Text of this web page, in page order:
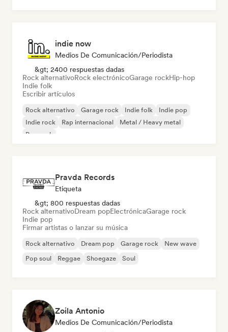
indie now
Medios De Comunicación/Periodista
&gt; 2400 respuestas dadas
Rock alternativoRock electrónicoGarage rockHip-hop
Indie folk
Escribir artículos
Rock alternativo Garage rock Indie folk
Indie pop
Indie rock
Rap internacional
Metal / Heavy metal
Pop rock
Pravda Records
Etiqueta
&gt; 800 respuestas dadas
Rock alternativoDream popElectrónicaGarage rock
Indie pop
Firmar artistas o lanzar su música
Rock alternativo Dream pop Garage rock
New wave
Pop soul
Reggae Shoegaze Soul
Zoila Antonio
Medios De Comunicación/Periodista